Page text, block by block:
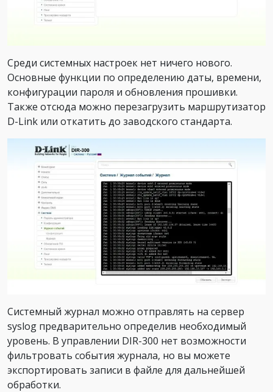
Среди системных настроек нет ничего нового.
Основные функции по определению даты, времени,
конфигурации пароля и обновления прошивки.
Также отсюда можно перезагрузить маршрутизатор
D-Link или откатить до заводского стандарта.
Системный журнал можно отправлять на сервер
syslog предварительно определив необходимый
уровень. В управлении DIR-300 нет возможности
фильтровать события журнала, но вы можете
экспортировать записи в файле для дальнейшей
обработки.